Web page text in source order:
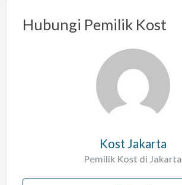
s
Hubungi Pemilik Kost
Kost Jakarta
Pemilik Kost di Jakarta